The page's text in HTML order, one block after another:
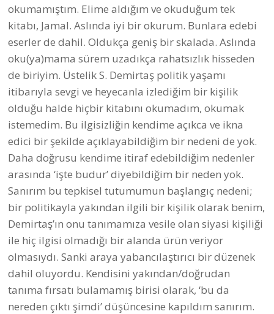
okumamıştım. Elime aldığım ve okuduğum tek
kitabı, Jamal. Aslında iyi bir okurum. Bunlara edebi
eserler de dahil. Oldukça geniş bir skalada. Aslında
oku(ya)mama sürem uzadıkça rahatsızlık hisseden
de biriyim. Üstelik S. Demirtaş politik yaşamı
itibarıyla sevgi ve heyecanla izlediğim bir kişilik
olduğu halde hiçbir kitabını okumadım, okumak
istemedim. Bu ilgisizliğin kendime açıkca ve ikna
edici bir şekilde açıklayabildiğim bir nedeni de yok.
Daha doğrusu kendime itiraf edebildiğim nedenler
arasında ‘işte budur’ diyebildiğim bir neden yok.
Sanırım bu tepkisel tutumumun başlangıç nedeni;
bir politikayla yakından ilgili bir kişilik olarak benim,
Demirtaş’ın onu tanımamıza vesile olan siyasi kişiliği
ile hiç ilgisi olmadığı bir alanda ürün veriyor
olmasıydı. Sanki araya yabancılaştırıcı bir düzenek
dahil oluyordu. Kendisini yakından/doğrudan
tanıma fırsatı bulamamış birisi olarak, ‘bu da
nereden çıktı şimdi’ düşüncesine kapıldım sanırım.